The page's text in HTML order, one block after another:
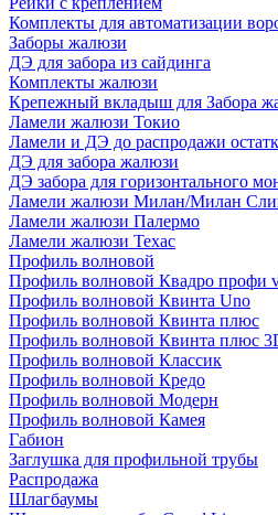
Комплекты для автоматизации
Заборы жалюзи
ДЭ для забора из сайдинга
Комплекты жалюзи
Крепежный вкладыш для Забора
Ламели жалюзи Токио
Ламели и ДЭ до распродажи
ДЭ для забора жалюзи
ДЭ забора для горизонтального
Ламели жалюзи Милан/Милан
Ламели жалюзи Палермо
Ламели жалюзи Техас
Профиль волновой
Профиль волновой Квадро профи
Профиль волновой Квинта Uno
Профиль волновой Квинта плюс
Профиль волновой Квинта плюс
Профиль волновой Классик
Профиль волновой Кредо
Профиль волновой Модерн
Профиль волновой Камея
Габион
Заглушка для профильной трубы
Распродажа
Шлагбаумы